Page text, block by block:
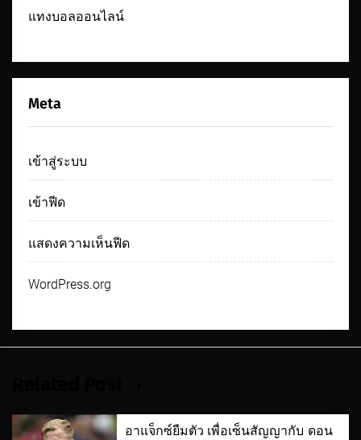
แทงบอลออนไลน์
Meta
เข้าสู่ระบบ
เข้าฟีด
แสดงความเห็นฟีด
WordPress.org
อาแจ็กซ์ยืมตัว เพื่อเซ็นสัญญากับ ดอน